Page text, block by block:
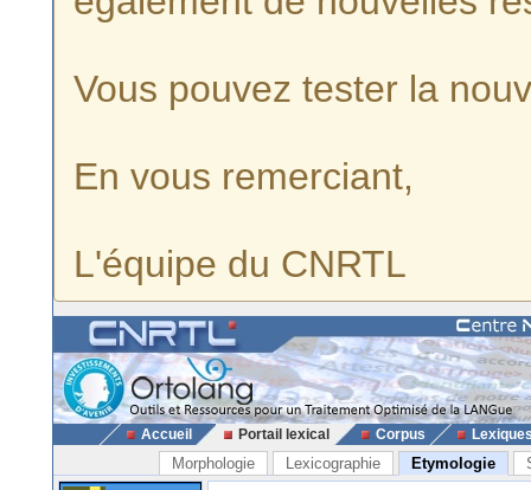
Vous pouvez tester la
En vous remerciant,
L'équipe du CNRTL
Accueil Portail lexical Corpus
Morphologie Lexicographie Etymologie